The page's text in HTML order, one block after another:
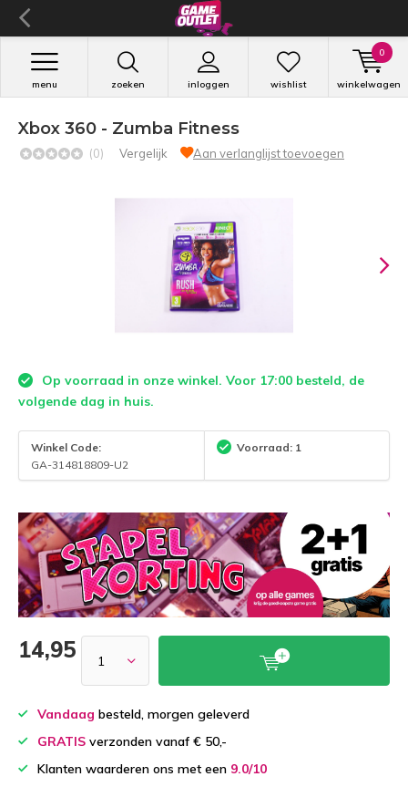
zoeken inloggen
menu wishlist winkelwagen
0
Xbox 360 - Zumba Fitness
(0) Vergelijk Aan verlanglijst toevoegen
Op voorraad in onze winkel. Voor 17:00 besteld, de
volgende dag in huis.
Winkel Code:
GA-314818809-U2
Voorraad: 1
14,95
Vandaag besteld, morgen geleverd
GRATIS verzonden vanaf € 50,-
Klanten waarderen ons met een 9.0/10